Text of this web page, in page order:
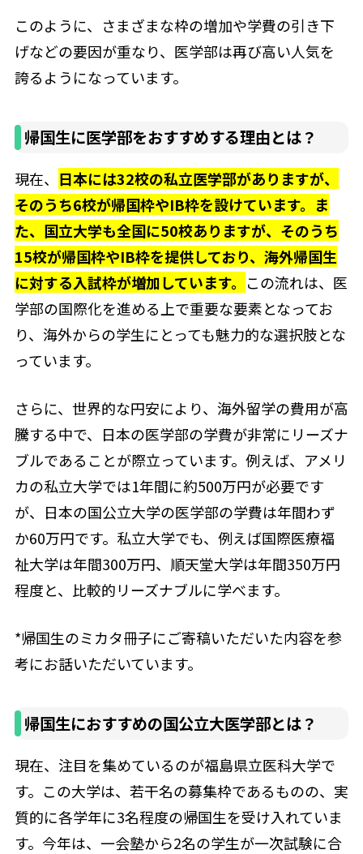
このように、さまざまな枠の増加や学費の引き下
げなどの要因が重なり、医学部は再び高い人気を
誇るようになっています。
帰国生に医学部をおすすめする理由とは？
現在、 日本には32校の私立医学部がありますが、
そのうち6校が帰国枠やIB枠を設けています。 ま
た、国立大学も全国に50校ありますが、そのうち
15校が帰国枠やIB枠を提供しており、海外帰国生
に対する入試枠が増加しています。 この流れは、医
学部の国際化を進める上で重要な要素となってお
り、海外からの学生にとっても魅力的な選択肢とな
っています。
さらに、世界的な円安により、海外留学の費用が高
騰する中で、日本の医学部の学費が非常にリーズナ
ブルであることが際立っています。例えば、アメリ
カの私立大学では1年間に約500万円が必要です
が、日本の国公立大学の医学部の学費は年間わず
か60万円です。私立大学でも、例えば国際医療福
祉大学は年間300万円、順天堂大学は年間350万円
程度と、比較的リーズナブルに学べます。
*帰国生のミカタ冊子にご寄稿いただいた内容を参
考にお話いただいています。
帰国生におすすめの国公立大医学部とは？
現在、注目を集めているのが福島県立医科大学で
す。この大学は、若干名の募集枠であるものの、実
質的に各学年に3名程度の帰国生を受け入れていま
す。今年は、一会塾から2名の学生が一次試験に合